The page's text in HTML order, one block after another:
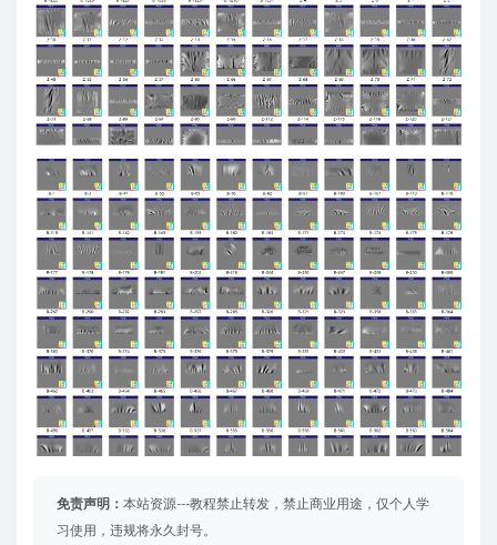
免责声明： 本站资源---教程禁止转发，禁止商业用途，仅个人学
习使用，违规将永久封号。